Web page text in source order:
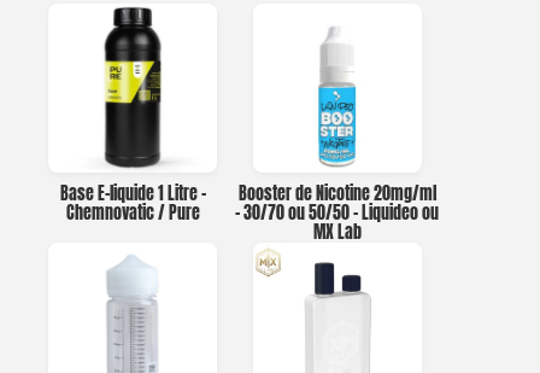
Base E-liquide 1 Litre –
Chemnovatic / Pure
Booster de Nicotine 20mg/ml
– 30/70 ou 50/50 – Liquideo ou
MX Lab